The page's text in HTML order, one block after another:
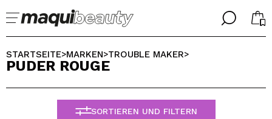
╳
Ich bin bereits #maquilover, ich habe ein Konto
╳
WÄHLE DEINE SPRACHE
ALEMAN
ESPAÑOL
ENGLISH
STARTSEITE>MARKEN>TROUBLE MAKER>
PUDER ROUGE
SORTIEREN UND FILTERN